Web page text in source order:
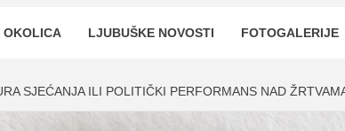
OKOLICA LJUBUŠKE NOVOSTI FOTOGALERIJE
SJEĆANJA ILI POLITIČKI PERFORMANS NAD